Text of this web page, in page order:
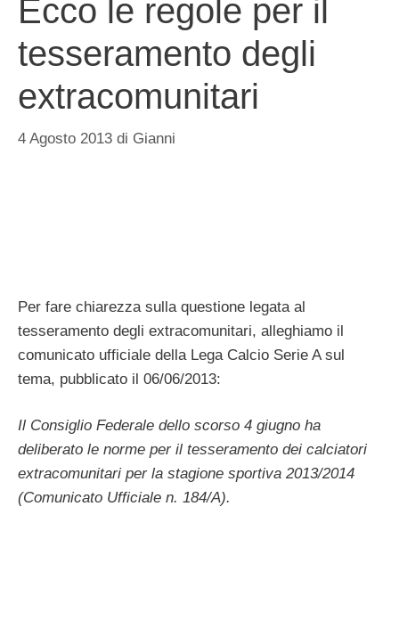
Ecco le regole per il
tesseramento degli
extracomunitari
4 Agosto 2013 di Gianni
Per fare chiarezza sulla questione legata al
tesseramento degli extracomunitari, alleghiamo il
comunicato ufficiale della Lega Calcio Serie A sul
tema, pubblicato il 06/06/2013:
Il Consiglio Federale dello scorso 4 giugno ha
deliberato le norme per il tesseramento dei calciatori
extracomunitari per la stagione sportiva 2013/2014
(Comunicato Ufficiale n. 184/A).